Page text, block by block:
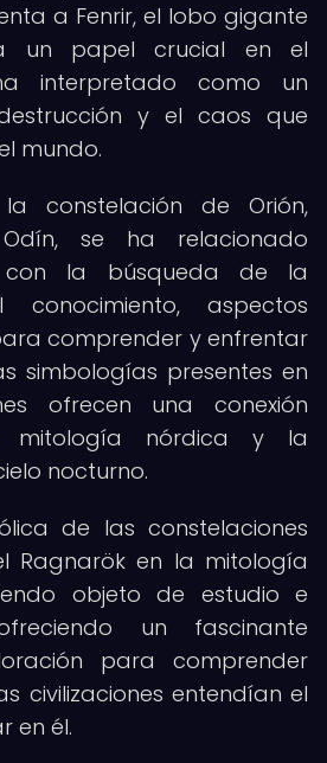
a Fenrir, el lobo gigante
un papel crucial en el
interpretado como un
y el caos que
mundo.
constelación de Orión,
se ha relacionado
con la búsqueda de la
aspectos
comprender y enfrentar
simbologías presentes en
ofrecen una conexión
mitología nórdica y la
nocturno.
de las constelaciones
Ragnarök en la mitología
objeto de estudio e
un fascinante
para comprender
civilizaciones entendían el
en él.